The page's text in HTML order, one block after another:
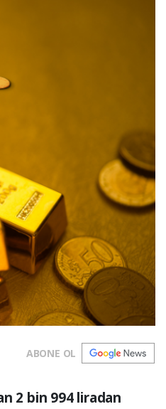
ABONE OL
2 bin 994 liradan